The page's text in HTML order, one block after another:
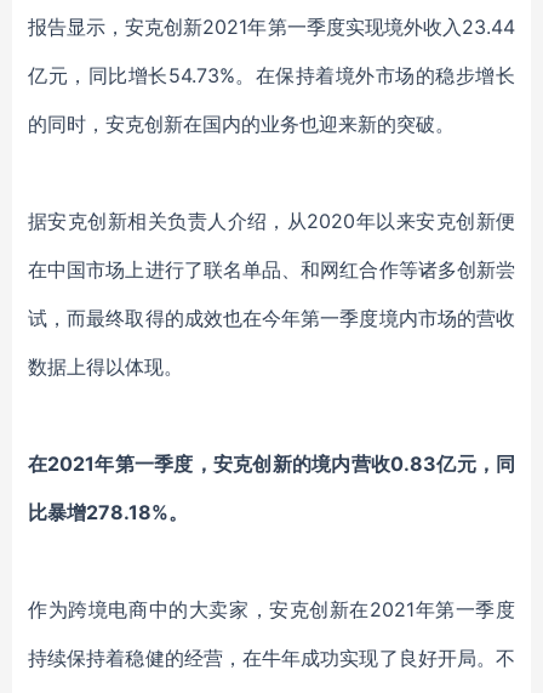
报告显示，安克创新2021年第一季度实现境外收入23.44
亿元，同比增长54.73%。在保持着境外市场的稳步增长
的同时，安克创新在国内的业务也迎来新的突破。
据安克创新相关负责人介绍， 从2020年以来安克创新便
在中国市场上进行了联名单品、和网红合作等诸多创新尝
试 ，而最终取得的成效也在今年第一季度境内市场的营收
数据上得以体现。
在2021年第一季度，安克创新的境内营收0.83亿元，同
比暴增278.18%。
作为跨境电商中的大卖家，安克创新在2021年第一季度
持续保持着稳健的经营，在牛年成功实现了良好开局。不